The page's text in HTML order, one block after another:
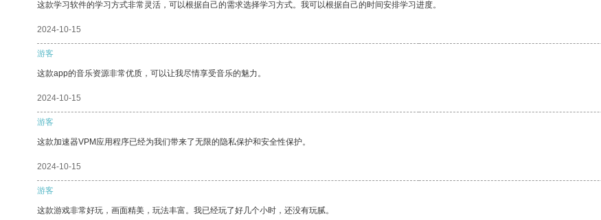
这款学习软件的学习方式非常灵活，可以根据自己的需求选择学习方式。我可以根据自己的时间安排学习进度。
2024-10-15
游客
这款app的音乐资源非常优质，可以让我尽情享受音乐的魅力。
2024-10-15
游客
这款加速器VPM应用程序已经为我们带来了无限的隐私保护和安全性保护。
2024-10-15
游客
这款游戏非常好玩，画面精美，玩法丰富。我已经玩了好几个小时，还没有玩腻。